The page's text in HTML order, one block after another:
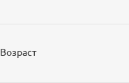
Возраст